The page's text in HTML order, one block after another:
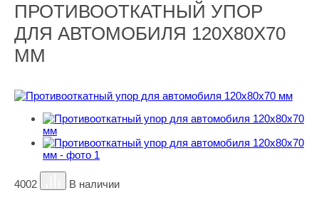
ПРОТИВООТКАТНЫЙ УПОР
ДЛЯ АВТОМОБИЛЯ 120Х80Х70
ММ
4002
В наличии